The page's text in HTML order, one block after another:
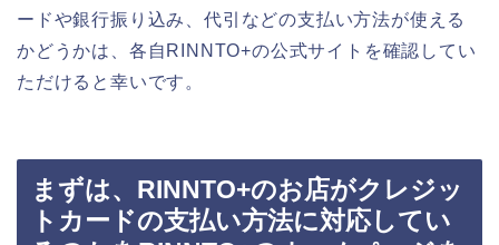
ードや銀行振り込み、代引などの支払い方法が使える
かどうかは、各自RINNTO+の公式サイトを確認してい
ただけると幸いです。
まずは、RINNTO+のお店がクレジッ
トカードの支払い方法に対応してい